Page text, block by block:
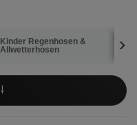
Kinder Regenhosen &
Allwetterhosen